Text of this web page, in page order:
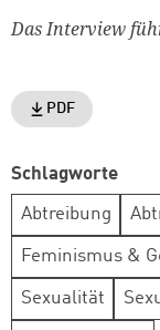
Das Interview
PDF
Schlagworte
Abtreibung
Feminismus &
Sexualität